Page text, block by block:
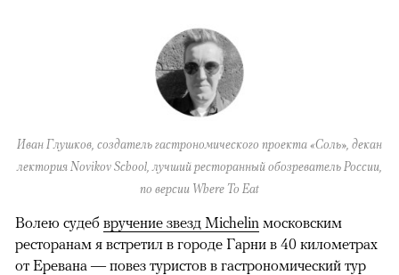
Иван Глушков, создатель гастрономического проекта «Соль», декан
лектория Novikov School, лучший ресторанный обозреватель России,
по версии Where To Eat
Волею судеб вручение звезд Michelin московским
ресторанам я встретил в городе Гарни в 40 километрах
от Еревана — повез туристов в гастрономический тур